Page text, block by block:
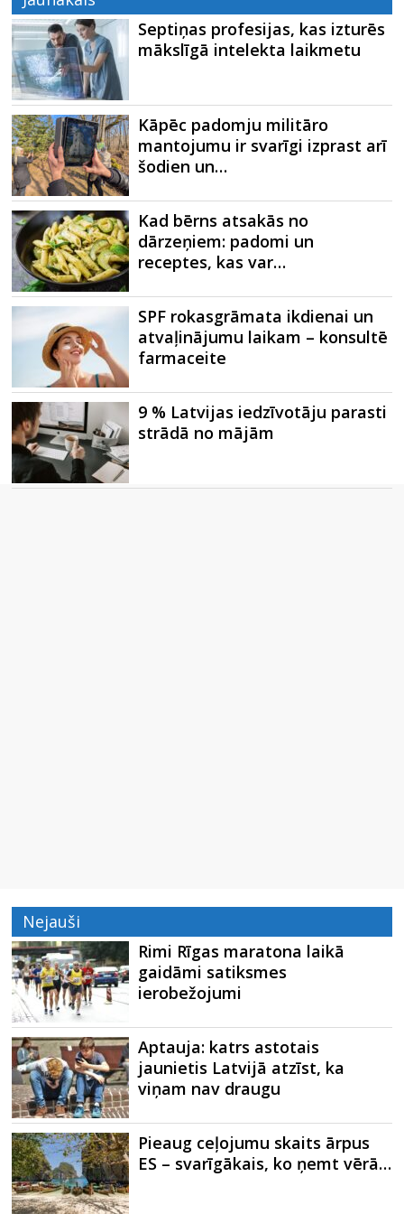
Septiņas profesijas, kas izturēs
mākslīgā intelekta laikmetu
Kāpēc padomju militāro
mantojumu ir svarīgi izprast arī
šodien un…
Kad bērns atsakās no
dārzeņiem: padomi un
receptes, kas var…
SPF rokasgrāmata ikdienai un
atvaļinājumu laikam – konsultē
farmaceite
9 % Latvijas iedzīvotāju parasti
strādā no mājām
Nejauši
Rimi Rīgas maratona laikā
gaidāmi satiksmes
ierobežojumi
Aptauja: katrs astotais
jaunietis Latvijā atzīst, ka
viņam nav draugu
Pieaug ceļojumu skaits ārpus
ES – svarīgākais, ko ņemt vērā…